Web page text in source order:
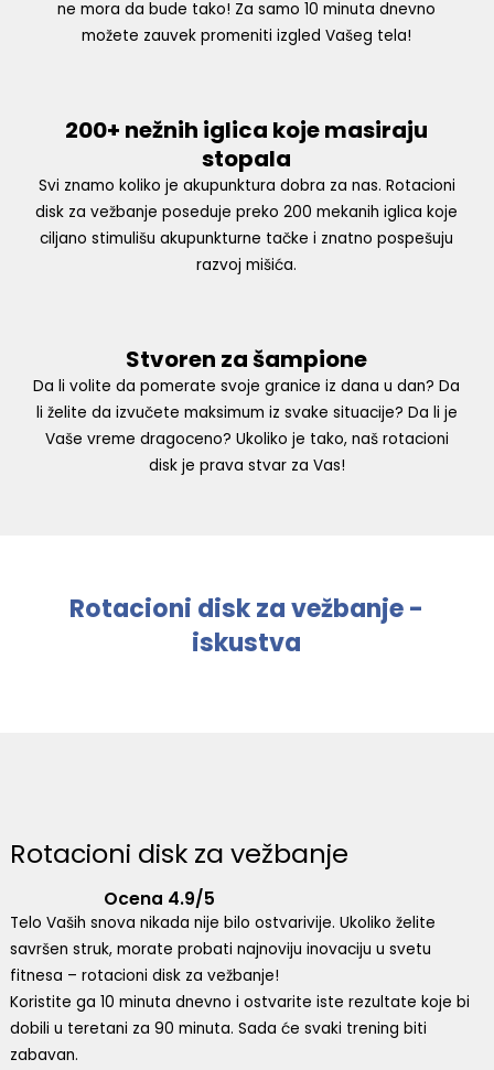
ne mora da bude tako! Za samo 10 minuta dnevno
možete zauvek promeniti izgled Vašeg tela!
200+ nežnih iglica koje masiraju
stopala
Svi znamo koliko je akupunktura dobra za nas. Rotacioni
disk za vežbanje poseduje preko 200 mekanih iglica koje
ciljano stimulišu akupunkturne tačke i znatno pospešuju
razvoj mišića.
Stvoren za šampione
Da li volite da pomerate svoje granice iz dana u dan? Da
li želite da izvučete maksimum iz svake situacije? Da li je
Vaše vreme dragoceno? Ukoliko je tako, naš rotacioni
disk je prava stvar za Vas!
Rotacioni disk za vežbanje -
iskustva
Rotacioni disk za vežbanje
Ocena 4.9/5
Telo Vaših snova nikada nije bilo ostvarivije. Ukoliko želite
savršen struk, morate probati najnoviju inovaciju u svetu
fitnesa – rotacioni disk za vežbanje!
Koristite ga 10 minuta dnevno i ostvarite iste rezultate koje bi
dobili u teretani za 90 minuta. Sada će svaki trening biti
zabavan.